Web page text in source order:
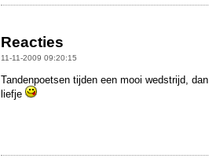
Reacties
11-11-2009 09:20:15
Tandenpoetsen tijden een mooi wedstrijd,
liefje